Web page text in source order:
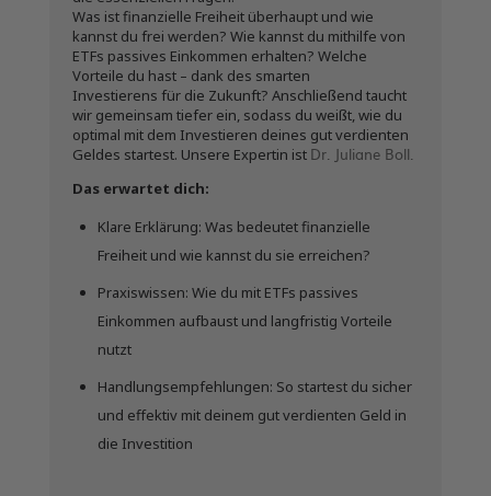
Was ist finanzielle Freiheit überhaupt und wie
kannst du frei werden? Wie kannst du mithilfe von
ETFs passives Einkommen erhalten? Welche
Vorteile du hast – dank des smarten
Investierens für die Zukunft? Anschließend taucht
wir gemeinsam tiefer ein, sodass du weißt, wie du
optimal mit dem Investieren deines gut verdienten
Geldes startest. Unsere Expertin ist Dr. Juliane Boll.
Das erwartet dich:
Klare Erklärung: Was bedeutet finanzielle
Freiheit und wie kannst du sie erreichen?
Praxiswissen: Wie du mit ETFs passives
Einkommen aufbaust und langfristig Vorteile
nutzt
Handlungsempfehlungen: So startest du sicher
und effektiv mit deinem gut verdienten Geld in
die Investition